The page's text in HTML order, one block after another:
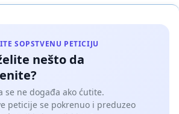
SOPSTVENU PETICIJU
nešto da
se ne događa ako ćutite.
peticije se pokrenuo i preduzeo